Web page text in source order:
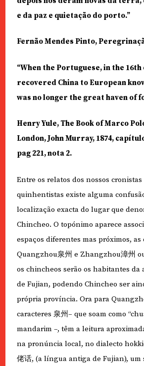
e da paz e quietação do porto.”
Fernão Mendes Pinto,
“When the Portuguese, in the
recovered China to European
was no longer the great haven of
Henry Yule, The Book of Marco
London, John Murray, 1874,
pag 221, nota 2.
Entre os relatos dos nossos
quinhentistas existe alguma
localização exacta do lugar que
Chincheo. O topónimo aparece
espaços diferentes mas próximos, as
Quangzhou泉州 e Zhangzhou漳州
os chincheos serão os habitantes
de Fujian, podendo Chincheo ser
própria província. Ora para
caracteres 泉州– que soam como
mandarim –, têm a leitura
na pronúncia local, no dialecto
佬话, (a língua antiga de Fujian), um